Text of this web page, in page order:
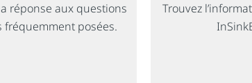
réponse aux questions
fréquemment posées.
Trouvez